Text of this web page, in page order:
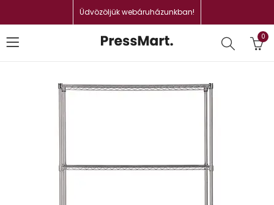
Üdvözöljük webáruházunkban!
0